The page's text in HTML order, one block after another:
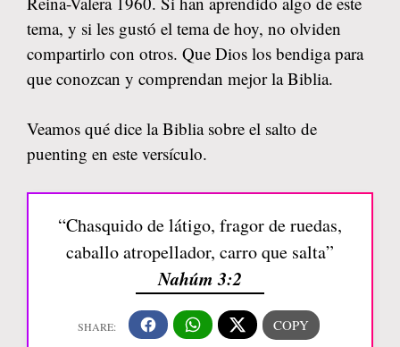
tema, y si les gustó el tema de hoy, no olviden
compartirlo con otros. Que Dios los bendiga para
que conozcan y comprendan mejor la Biblia.
Veamos qué dice la Biblia sobre el salto de
puenting en este versículo.
“Chasquido de látigo, fragor de ruedas,
caballo atropellador, carro que salta”
Nahúm 3:2